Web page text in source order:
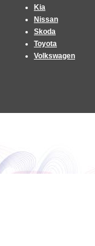
Kia
Nissan
Skoda
Toyota
Volkswagen